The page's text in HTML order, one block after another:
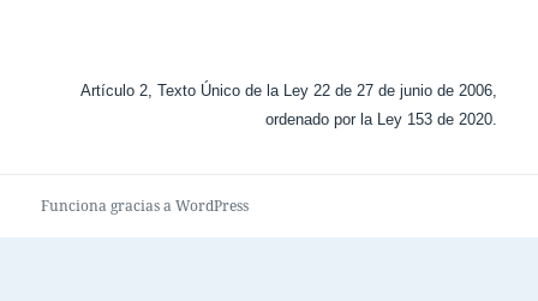
Artículo 2, Texto Único de la Ley 22 de 27 de junio de 2006,
ordenado por la Ley 153 de 2020.
Funciona gracias a WordPress